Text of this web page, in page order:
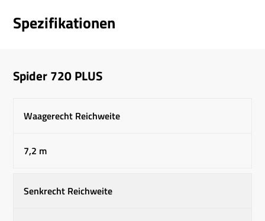
Spezifikationen
Spider 720 PLUS
Waagerecht Reichweite
7,2 m
Senkrecht Reichweite